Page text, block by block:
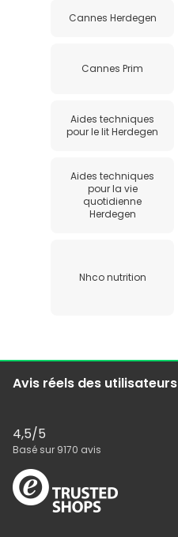
Cannes Herdegen
Cannes Prim
Aides techniques
pour le lit Herdegen
Aides techniques
pour la vie
quotidienne
Herdegen
Nhco nutrition
Avis réels des utilisateurs
4,5/5
Basé sur 9170 avis